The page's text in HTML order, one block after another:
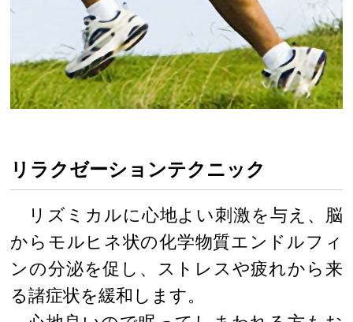
リラクゼーションテクニック
リズミカルに心地よい刺激を与え、脳
からモルヒネ状の化学物質エンドルフィ
ンの分泌を促し、ストレスや疲れから来
る諸症状を緩和します。